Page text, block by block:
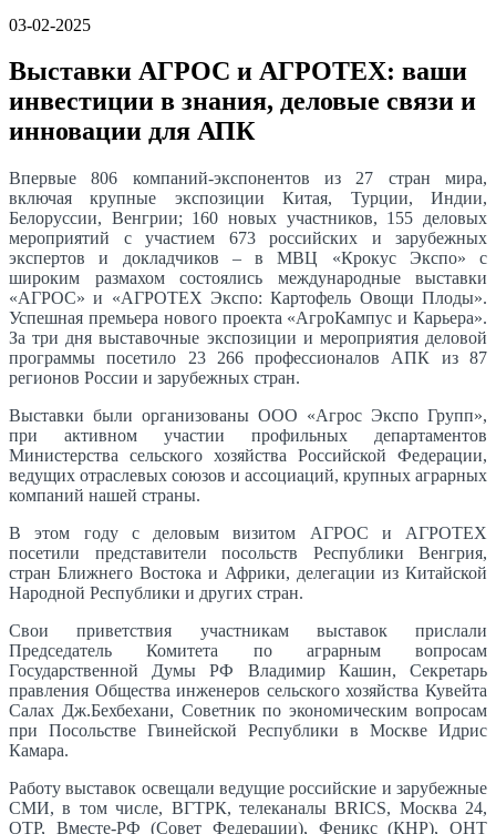
03-02-2025
Выставки АГРОС и АГРОТЕХ: ваши
инвестиции в знания, деловые связи и
инновации для АПК
Впервые 806 компаний-экспонентов из 27 стран мира,
включая крупные экспозиции Китая, Турции, Индии,
Белоруссии, Венгрии; 160 новых участников, 155 деловых
мероприятий с участием 673 российских и зарубежных
экспертов и докладчиков – в МВЦ «Крокус Экспо» с
широким размахом состоялись международные выставки
«АГРОС» и «АГРОТЕХ Экспо: Картофель Овощи Плоды».
Успешная премьера нового проекта «АгроКампус и Карьера».
За три дня выставочные экспозиции и мероприятия деловой
программы посетило 23 266 профессионалов АПК из 87
регионов России и зарубежных стран.
Выставки были организованы ООО «Агрос Экспо Групп»,
при активном участии профильных департаментов
Министерства сельского хозяйства Российской Федерации,
ведущих отраслевых союзов и ассоциаций, крупных аграрных
компаний нашей страны.
В этом году с деловым визитом АГРОС и АГРОТЕХ
посетили представители посольств Республики Венгрия,
стран Ближнего Востока и Африки, делегации из Китайской
Народной Республики и других стран.
Свои приветствия участникам выставок прислали
Председатель Комитета по аграрным вопросам
Государственной Думы РФ Владимир Кашин, Секретарь
правления Общества инженеров сельского хозяйства Кувейта
Салах Дж.Бехбехани, Советник по экономическим вопросам
при Посольстве Гвинейской Республики в Москве Идрис
Камара.
Работу выставок освещали ведущие российские и зарубежные
СМИ, в том числе, ВГТРК, телеканалы BRICS, Москва 24,
ОТР, Вместе-РФ (Совет Федерации), Феникс (КНР), ОНТ